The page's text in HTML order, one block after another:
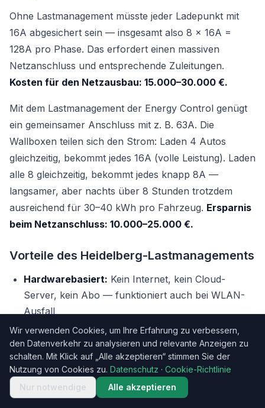
Ohne Lastmanagement müsste jeder Ladepunkt mit
16A abgesichert sein — insgesamt also 8 × 16A =
128A pro Phase. Das erfordert einen massiven
Netzanschluss und entsprechende Zuleitungen.
Kosten für den Netzausbau: 15.000–30.000 €.
Mit dem Lastmanagement der Energy Control genügt
ein gemeinsamer Anschluss mit z. B. 63A. Die
Wallboxen teilen sich den Strom: Laden 4 Autos
gleichzeitig, bekommt jedes 16A (volle Leistung). Laden
alle 8 gleichzeitig, bekommt jedes knapp 8A —
langsamer, aber nachts über 8 Stunden trotzdem
ausreichend für 30–40 kWh pro Fahrzeug. Ersparnis
beim Netzanschluss: 10.000–25.000 €.
Vorteile des Heidelberg-Lastmanagements
Hardwarebasiert: Kein Internet, kein Cloud-
Server, kein Abo — funktioniert auch bei WLAN-
Ausfall
Einfache Verkabelung:Nur ein zusätzliches
Buskabel zwischen den Wallboxen
Skalierbar:Von 2 bis 16 Wallboxen jederzeit
erweiterbar
Wir verwenden Cookies, um Ihre Erfahrung zu verbessern,
den Datenverkehr zu analysieren und relevante Anzeigen zu
schalten. Mit Klick auf „Alle akzeptieren“ stimmen Sie der
Nutzung von Cookies zu. Datenschutz · Cookie-Richtlinie
Nur notwendige
Alle akzeptieren